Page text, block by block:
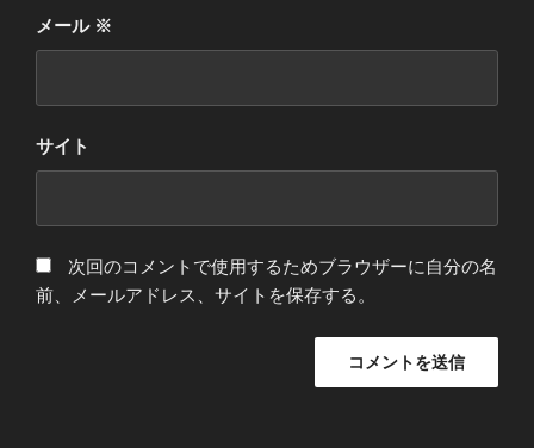
メール ※
サイト
次回のコメントで使用するためブラウザーに自分の名
前、メールアドレス、サイトを保存する。